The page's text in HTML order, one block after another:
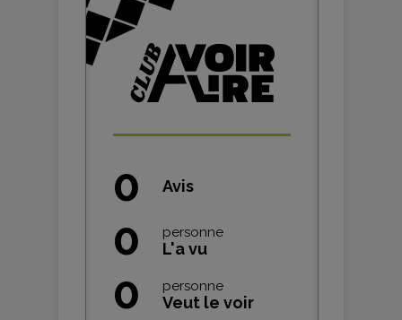
0 Avis
0 personne
L'a vu
0 personne
Veut le voir